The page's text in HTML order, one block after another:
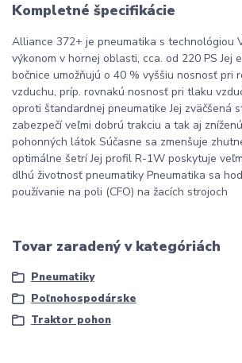
Kompletné špecifikácie
Alliance 372+ je pneumatika s technológiou
výkonom v hornej oblasti, cca. od 220 PS Jej
bočnice umožňujú o 40 % vyššiu nosnosť pri
vzduchu, príp. rovnakú nosnosť pri tlaku
oproti štandardnej pneumatike Jej zväčšená
zabezpečí veľmi dobrú trakciu a tak aj
pohonných látok Súčasne sa zmenšuje
optimálne šetrí Jej profil R-1W poskytuje
dlhú životnosť pneumatiky Pneumatika sa
používanie na poli (CFO) na žacích strojoch
Tovar zaradený v kategóriách
Pneumatiky
Poľnohospodárske
Traktor pohon